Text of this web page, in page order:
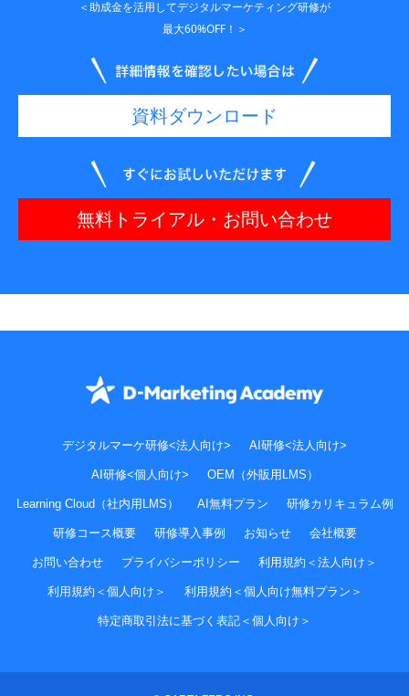
＜助成金を活用してデジタルマーケティング研修が
最大60%OFF！＞
資料ダウンロード
無料トライアル・お問い合わせ
デジタルマーケ研修<法人向け> AI研修<法人向け>
AI研修<個人向け> OEM（外販用LMS）
Learning Cloud（社内用LMS） AI無料プラン 研修カリキュラム例
研修コース概要 研修導入事例 お知らせ 会社概要
お問い合わせ プライバシーポリシー 利用規約＜法人向け＞
利用規約＜個人向け＞ 利用規約＜個人向け無料プラン＞
特定商取引法に基づく表記＜個人向け＞